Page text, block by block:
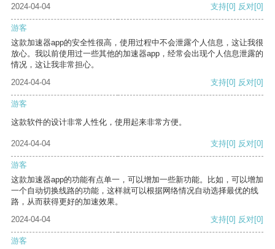
2024-04-04
支持[0] 反对[0]
游客
这款加速器app的安全性很高，使用过程中不会泄露个人信息，这让我很
放心。我以前使用过一些其他的加速器app，经常会出现个人信息泄露的
情况，这让我非常担心。
2024-04-04
支持[0] 反对[0]
游客
这款软件的设计非常人性化，使用起来非常方便。
2024-04-04 支持[0] 反对[0]
游客
这款加速器app的功能有点单一，可以增加一些新功能。比如，可以增加
一个自动切换线路的功能，这样就可以根据网络情况自动选择最优的线
路，从而获得更好的加速效果。
2024-04-04
支持[0] 反对[0]
游客